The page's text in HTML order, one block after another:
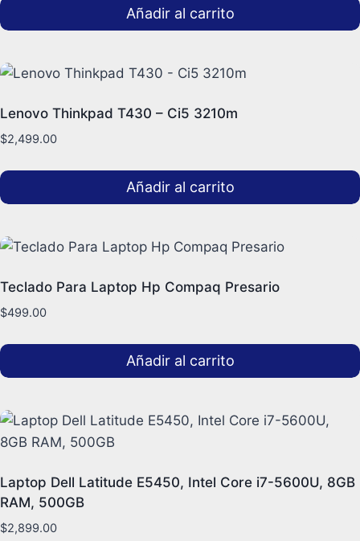
Añadir al carrito
Lenovo Thinkpad T430 – Ci5 3210m
$2,499.00
Añadir al carrito
Teclado Para Laptop Hp Compaq Presario
$499.00
Añadir al carrito
Laptop Dell Latitude E5450, Intel Core i7-5600U, 8GB
RAM, 500GB
$2,899.00